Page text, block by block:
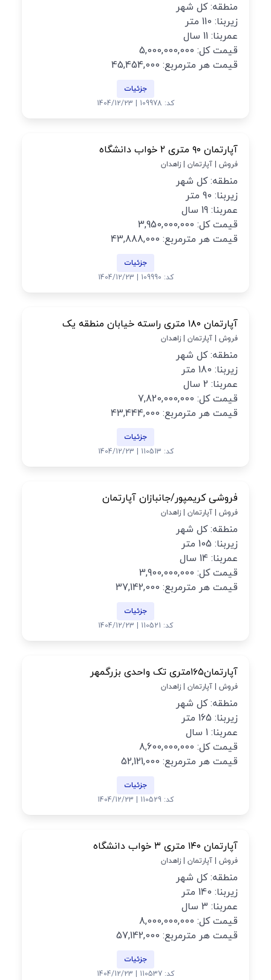
منطقه: کل شهر
زیربنا: 110 متر
عمربنا: 11 سال
قیمت کل: 5,000,000,000
قیمت هر مترمربع: 45,454,000
جزئیات
کد: 109978 | 1404/12/23
آپارتمان ۹۰ متری ۲ خواب دانشگاه
فروش | آپارتمان | زاهدان
منطقه: کل شهر
زیربنا: 90 متر
عمربنا: 19 سال
قیمت کل: 3,950,000,000
قیمت هر مترمربع: 43,888,000
جزئیات
کد: 109990 | 1404/12/23
آپارتمان ۱۸۰ متری راسته خیابان منطقه یک
فروش | آپارتمان | زاهدان
منطقه: کل شهر
زیربنا: 180 متر
عمربنا: 2 سال
قیمت کل: 7,820,000,000
قیمت هر مترمربع: 43,444,000
جزئیات
کد: 110513 | 1404/12/23
فروشی کریمپور/جانبازان آپارتمان
فروش | آپارتمان | زاهدان
منطقه: کل شهر
زیربنا: 105 متر
عمربنا: 14 سال
قیمت کل: 3,900,000,000
قیمت هر مترمربع: 37,142,000
جزئیات
کد: 110521 | 1404/12/23
آپارتمان۱۶۵متری تک واحدی بزرگمهر
فروش | آپارتمان | زاهدان
منطقه: کل شهر
زیربنا: 165 متر
عمربنا: 1 سال
قیمت کل: 8,600,000,000
قیمت هر مترمربع: 52,121,000
جزئیات
کد: 110529 | 1404/12/23
آپارتمان ۱۴۰ متری ۳ خواب دانشگاه
فروش | آپارتمان | زاهدان
منطقه: کل شهر
زیربنا: 140 متر
عمربنا: 3 سال
قیمت کل: 8,000,000,000
قیمت هر مترمربع: 57,142,000
جزئیات
کد: 110537 | 1404/12/23